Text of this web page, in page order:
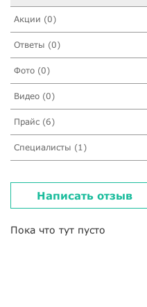
Акции (0)
Ответы (0)
Фото (0)
Видео (0)
Прайс (6)
Специалисты (1)
Написать отзыв
Пока что тут пусто